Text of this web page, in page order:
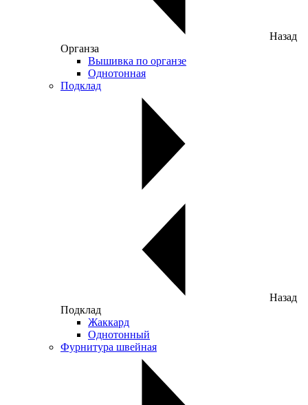
Назад
Органза
Вышивка по органзе
Однотонная
Подклад
Назад
Подклад
Жаккард
Однотонный
Фурнитура швейная